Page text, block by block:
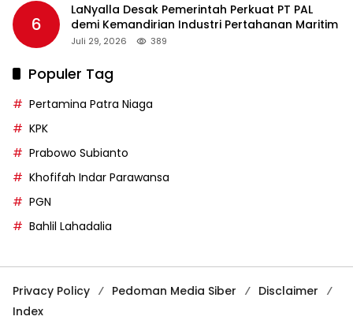
6
LaNyalla Desak Pemerintah Perkuat PT PAL
demi Kemandirian Industri Pertahanan Maritim
Juli 29, 2026 389
Populer Tag
Pertamina Patra Niaga
KPK
Prabowo Subianto
Khofifah Indar Parawansa
PGN
Bahlil Lahadalia
Privacy Policy Pedoman Media Siber
Disclaimer
Index